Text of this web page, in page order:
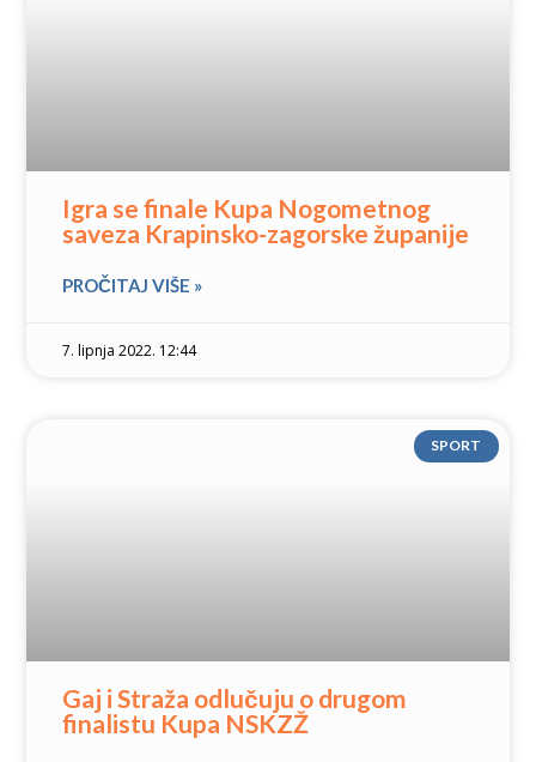
Igra se finale Kupa Nogometnog
saveza Krapinsko-zagorske županije
PROČITAJ VIŠE »
7. lipnja 2022. 12:44
SPORT
Gaj i Straža odlučuju o drugom
finalistu Kupa NSKZŽ